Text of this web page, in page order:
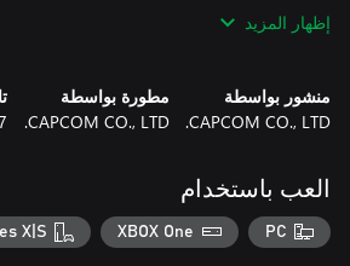
سيُتيح فتح الفئة المميزة للاعبين ربح مكافآت
*ستتقدم المواسم بالترتيب من الموسم الأول
*قد يكون المنتج متاحًا في الحزم الأخرى.
إظهار المزيد
منشور بواسطة
CAPCOM CO., LTD.
مطورة بواسطة
CAPCOM CO., LTD.
العب باستخدام
PC
XBOX One
X|S